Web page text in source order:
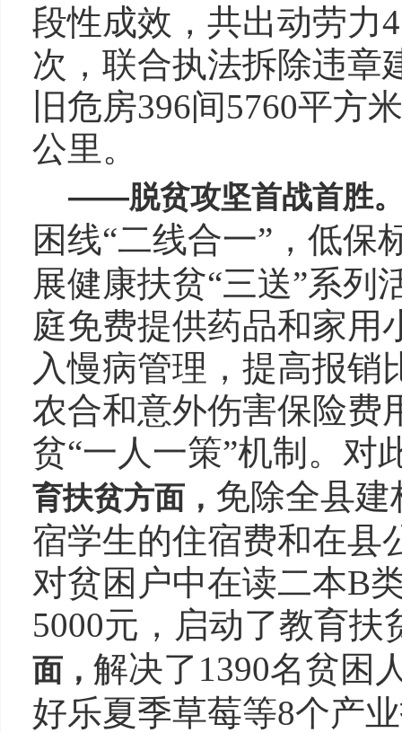
段性成效，共出动劳力
次，联合执法拆除违章
旧危房396间5760平方
公里。
——脱贫攻坚首战首胜
困线“二线合一”，低保
展健康扶贫“三送”系列
庭免费提供药品和家用
入慢病管理，提高报销
农合和意外伤害保险费
贫“一人一策”机制。对
育扶贫方面， 免除全县
宿学生的住宿费和在县
对贫困户中在读二本B
5000元，启动了教育扶
面， 解决了1390名贫困
好乐夏季草莓等8个产